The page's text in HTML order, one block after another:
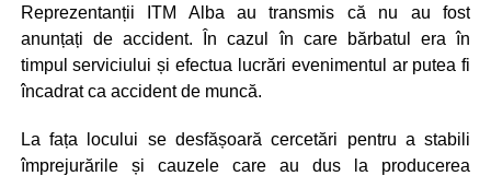
Reprezentanții ITM Alba au transmis că nu au fost
anunțați de accident. În cazul în care bărbatul era în
timpul serviciului și efectua lucrări evenimentul ar putea fi
încadrat ca accident de muncă.
La fața locului se desfășoară cercetări pentru a stabili
împrejurările și cauzele care au dus la producerea